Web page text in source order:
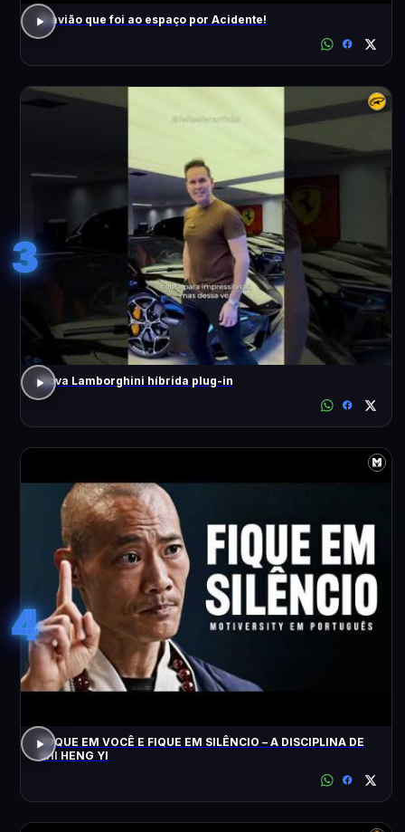
O avião que foi ao espaço por Acidente!
3
Nova Lamborghini híbrida plug-in
4
FOQUE EM VOCÊ E FIQUE EM SILÊNCIO – A DISCIPLINA DE
SHI HENG YI